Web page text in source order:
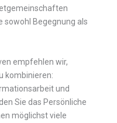
sowohl Begegnung als
empfehlen wir,
kombinieren:
und
Sie das Persönliche
möglichst viele